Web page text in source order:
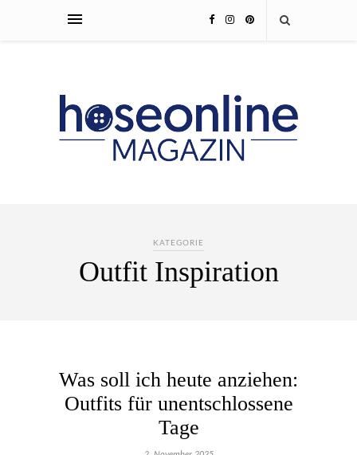
KATEGORIE
Outfit Inspiration
Was soll ich heute anziehen:
Outfits für unentschlossene
Tage